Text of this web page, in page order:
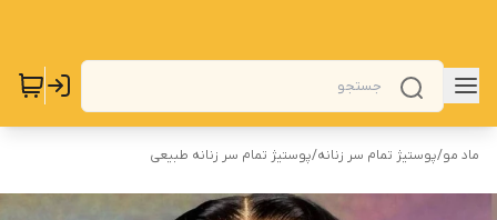
ماد مو/پوستیژ تمام سر زنانه/پوستیژ تمام سر زنانه طبیعی